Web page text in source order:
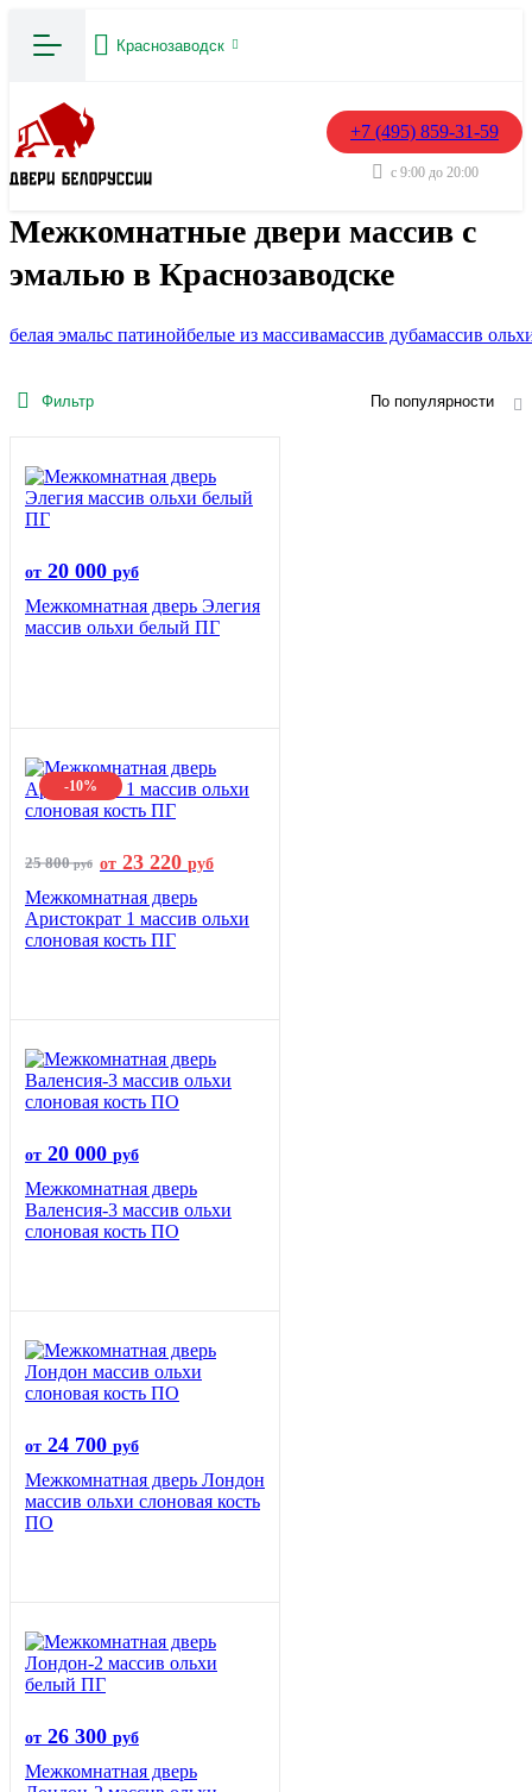
Краснозаводск
+7 (495) 859-31-59
с 9:00 до 20:00
Межкомнатные двери массив с
эмалью в Краснозаводске
белая эмальс патинойбелые из массивамассив дубамассив
Фильтр По популярности
от 20 000 руб
Межкомнатная дверь Элегия
массив ольхи белый ПГ
-10%
25 800руб от 23 220 руб
Межкомнатная дверь
Аристократ 1 массив ольхи
слоновая кость ПГ
от 20 000 руб
Межкомнатная дверь
Валенсия-3 массив ольхи
слоновая кость ПО
от 24 700 руб
Межкомнатная дверь Лондон
массив ольхи слоновая кость
ПО
от 26 300 руб
Межкомнатная дверь